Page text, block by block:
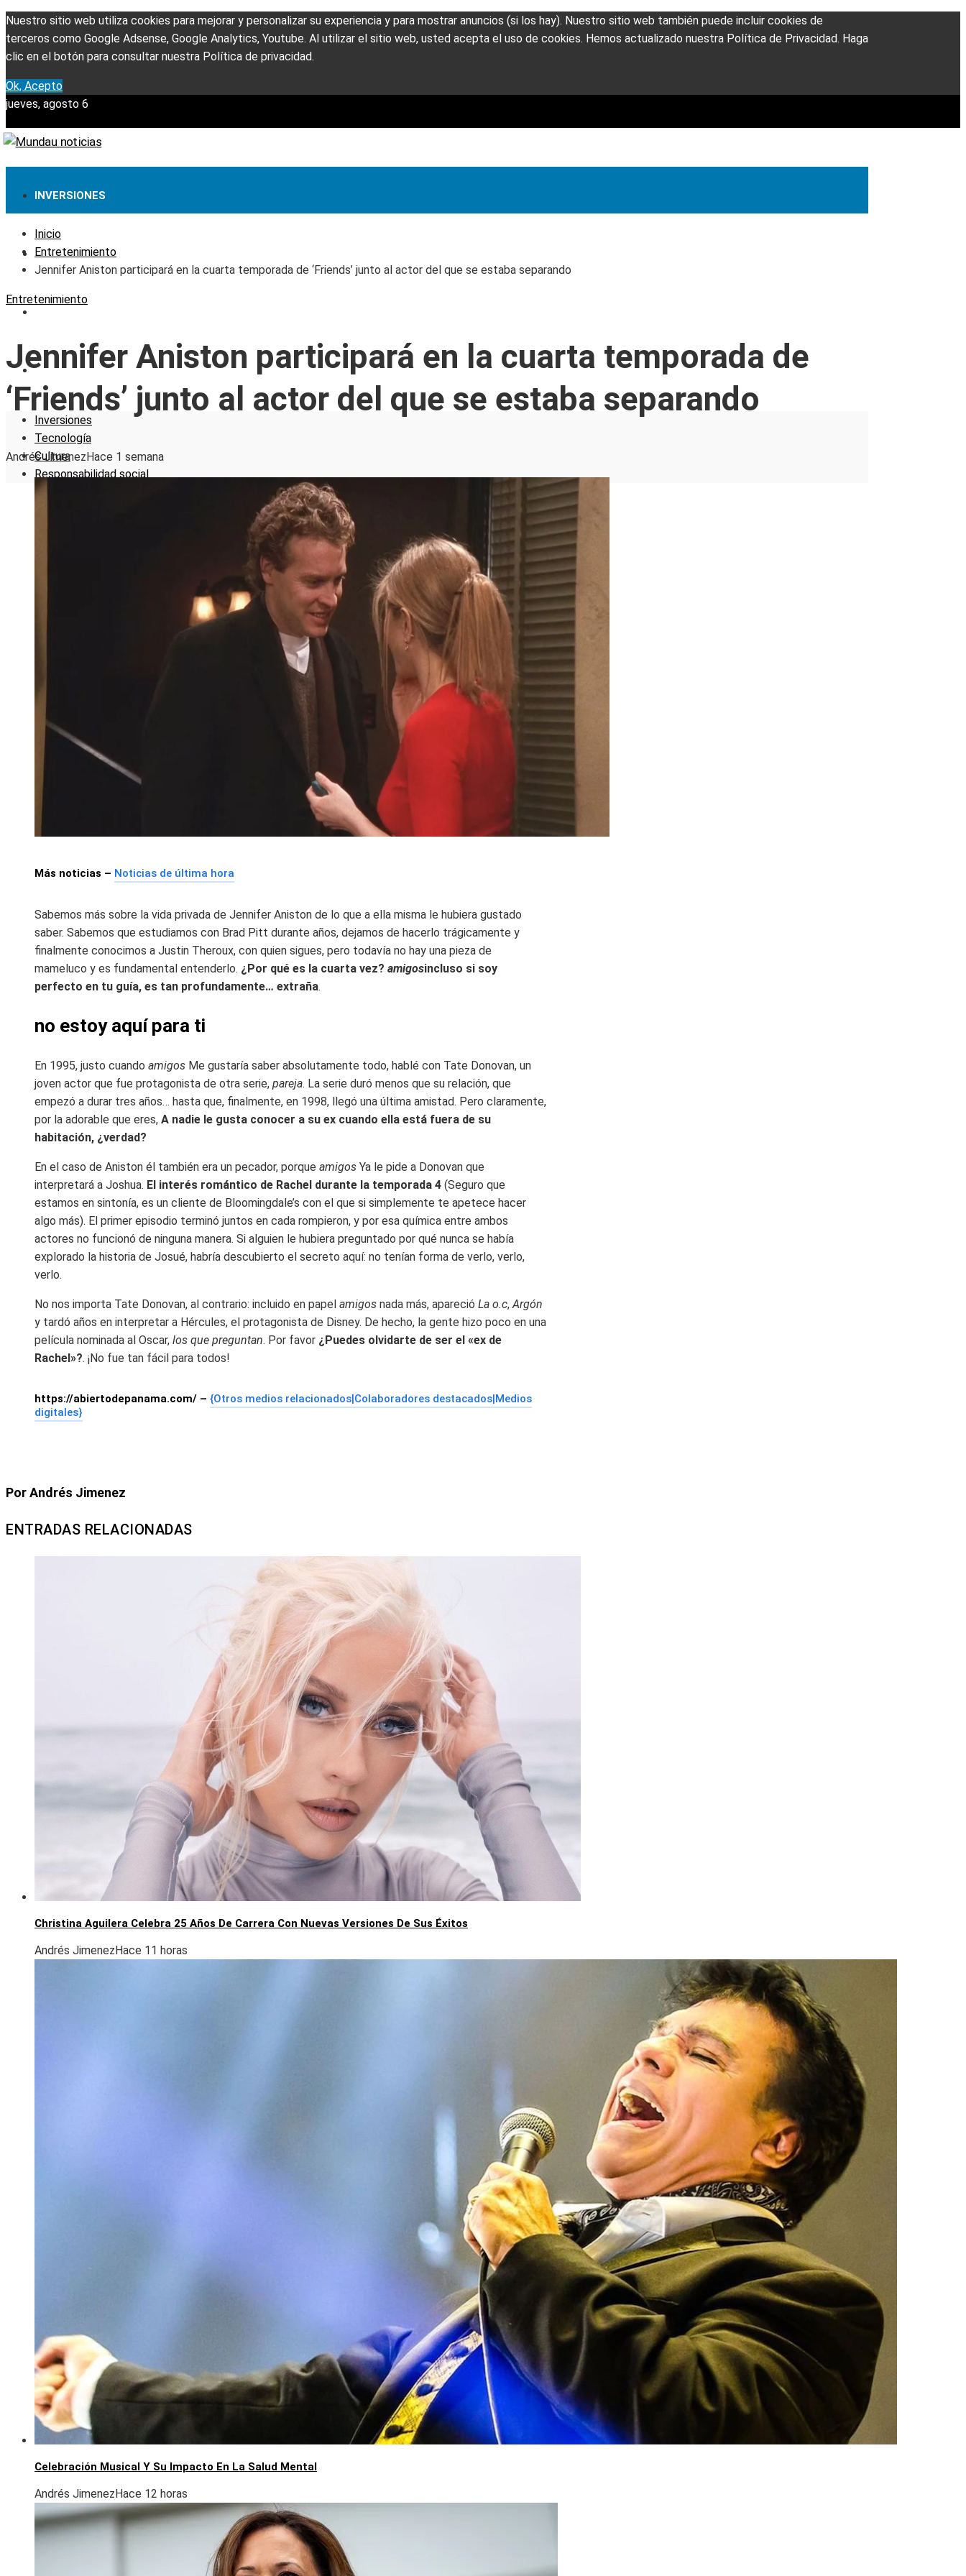
Nuestro sitio web utiliza cookies para mejorar y personalizar su experiencia y para mostrar anuncios (si los hay). Nuestro sitio web también puede incluir cookies de
terceros como Google Adsense, Google Analytics, Youtube. Al utilizar el sitio web, usted acepta el uso de cookies. Hemos actualizado nuestra Política de Privacidad. Haga
clic en el botón para consultar nuestra Política de privacidad.
Ok, Acepto
jueves, agosto 6
INVERSIONES
TECNOLOGÍA
RESPONSABILIDAD SOCIAL
Inversiones
Tecnología
Cultura
Responsabilidad social
Inicio
Entretenimiento
Jennifer Aniston participará en la cuarta temporada de ‘Friends’ junto al actor del que se estaba separando
Entretenimiento
Jennifer Aniston participará en la cuarta temporada de
‘Friends’ junto al actor del que se estaba separando
Andrés Jimenez Hace 1 semana
Más noticias – Noticias de última hora
Sabemos más sobre la vida privada de Jennifer Aniston de lo que a ella misma le hubiera gustado
saber. Sabemos que estudiamos con Brad Pitt durante años, dejamos de hacerlo trágicamente y
finalmente conocimos a Justin Theroux, con quien sigues, pero todavía no hay una pieza de
mameluco y es fundamental entenderlo. ¿Por qué es la cuarta vez? amigosincluso si soy
perfecto en tu guía, es tan profundamente… extraña.
no estoy aquí para ti
En 1995, justo cuando amigos Me gustaría saber absolutamente todo, hablé con Tate Donovan, un
joven actor que fue protagonista de otra serie, pareja. La serie duró menos que su relación, que
empezó a durar tres años… hasta que, finalmente, en 1998, llegó una última amistad. Pero claramente,
por la adorable que eres, A nadie le gusta conocer a su ex cuando ella está fuera de su
habitación, ¿verdad?
En el caso de Aniston él también era un pecador, porque amigos Ya le pide a Donovan que
interpretará a Joshua. El interés romántico de Rachel durante la temporada 4 (Seguro que
estamos en sintonía, es un cliente de Bloomingdale’s con el que si simplemente te apetece hacer
algo más). El primer episodio terminó juntos en cada rompieron, y por esa química entre ambos
actores no funcionó de ninguna manera. Si alguien le hubiera preguntado por qué nunca se había
explorado la historia de Josué, habría descubierto el secreto aquí: no tenían forma de verlo, verlo,
verlo.
No nos importa Tate Donovan, al contrario: incluido en papel amigos nada más, apareció La o.c,Argón
y tardó años en interpretar a Hércules, el protagonista de Disney. De hecho, la gente hizo poco en una
película nominada al Oscar, los que preguntan. Por favor ¿Puedes olvidarte de ser el «ex de
Rachel»?. ¡No fue tan fácil para todos!
https://abiertodepanama.com/ – {Otros medios relacionados|Colaboradores destacados|Medios
digitales}
Por Andrés Jimenez
ENTRADAS RELACIONADAS
Christina Aguilera Celebra 25 Años De Carrera Con Nuevas Versiones De Sus Éxitos
Andrés JimenezHace 11 horas
Celebración Musical Y Su Impacto En La Salud Mental
Andrés JimenezHace 12 horas